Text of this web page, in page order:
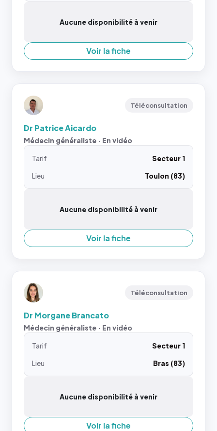
Aucune disponibilité à venir
Voir la fiche
Téléconsultation
Dr Patrice Aicardo
Médecin généraliste · En vidéo
Tarif
Secteur 1
Lieu
Toulon (83)
Aucune disponibilité à venir
Voir la fiche
Téléconsultation
Dr Morgane Brancato
Médecin généraliste · En vidéo
Tarif
Secteur 1
Lieu
Bras (83)
Aucune disponibilité à venir
Voir la fiche